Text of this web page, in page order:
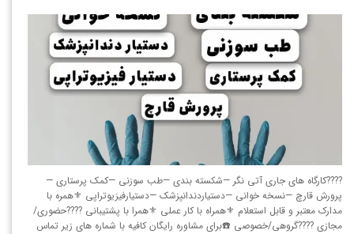
????کارگاه های جاری آتی نگر —شکسته بندی —طب سوزنی —کمک پرستاری —
پرورش قارچ —نسخه خوانی —دستیاردندانپزشک —دستیارفیزیوتراپی ⚜️همره با
مدارک معتبر و قابل استعلام ⚜️همراه با کار عملی ⚜️همرا با پشتیبانی ????حضوری/
مجازی ????گروهی/خصوصی ☎️برای مشاوره رایگان کافیه با شماره های زیر تماس